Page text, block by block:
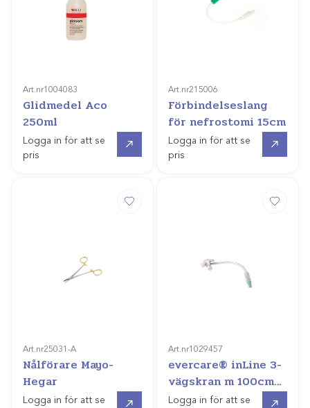
Art.nr1004083
Glidmedel Aco
250ml
Logga in för att se
pris
Art.nr215006
Förbindelseslang
för nefrostomi 15cm
Logga in för att se
pris
Art.nr25031-A
Nålförare Mayo-
Hegar
Logga in för att se
Art.nr1029457
evercare® inLine 3-
vägskran m 100cm
slang
Logga in för att se